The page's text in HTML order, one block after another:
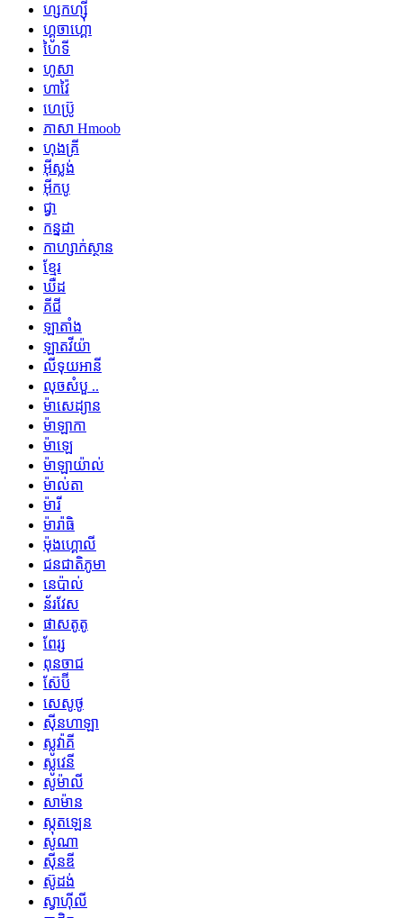
ហ្សកហ្ស៊ី
ហ្គូចាហ្គោ
ហៃទី
ហូសា
ហាវ៉ៃ
ហេប្រ៊ូ
ភាសា Hmoob
ហុងគ្រី
អ៊ីស្លង់
អ៊ីកបូ
ជ្វា
កន្នដា
កាហ្សាក់ស្ថាន
ខ្មែរ
ឃឺដ
គីជី
ឡាតាំង
ឡាតវីយ៉ា
លីទុយអានី
លុចសំបួ ..
ម៉ាសេដ្យាន
ម៉ាឡាកា
ម៉ាឡេ
ម៉ាឡាយ៉ាល់
ម៉ាល់តា
ម៉ារី
ម៉ារ៉ាធិ
ម៉ុងហ្គោលី
ជនជាតិភូមា
នេប៉ាល់
ន័រវែស
ផាសតូតូ
ពែរ្ស
ពុនចាជ
ស៊ែប៊ី
សេសូថូ
ស៊ីនហាឡា
ស្លូវ៉ាគី
ស្លូវេនី
សូម៉ាលី
សាម៉ាន
ស្កុតឡេន
សូណា
ស៊ីនឌី
ស៊ូដង់
ស្វាហ៊ីលី